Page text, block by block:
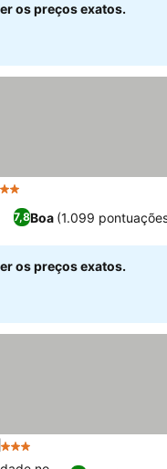
os preços exatos.
2 Estrelas
7,8Boa (1.099
os preços exatos.
3 Estrelas